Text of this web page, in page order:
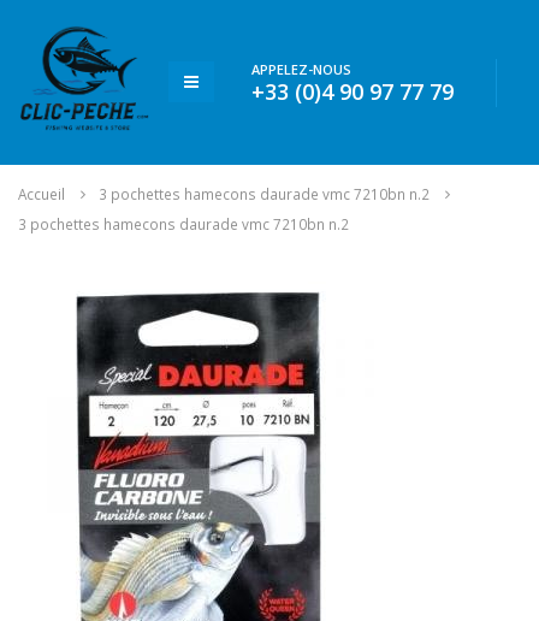
APPELEZ-NOUS
+33 (0)4 90 97 77 79
Accueil
3 pochettes hamecons daurade vmc 7210bn n.2
3 pochettes hamecons daurade vmc 7210bn n.2